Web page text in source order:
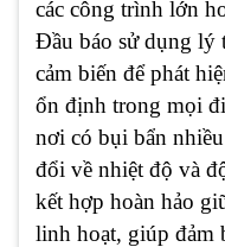
các công trình lớn
Đầu báo sử dụng lý
cảm biến để phát
ổn định trong mọi
nơi có bụi bẩn
đổi về nhiệt độ và
kết hợp hoàn hảo
linh hoạt, giúp đảm